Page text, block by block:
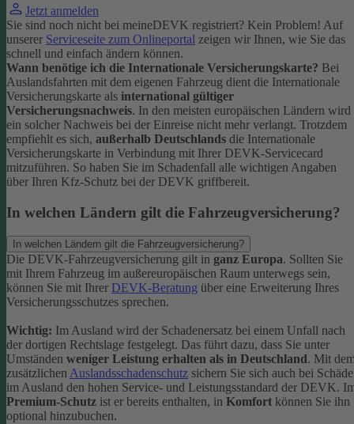
Jetzt anmelden
Sie sind noch nicht bei meineDEVK registriert? Kein Problem! Auf
unserer Serviceseite zum Onlineportal zeigen wir Ihnen, wie Sie das
schnell und einfach ändern können.
Wann benötige ich die Internationale Versicherungskarte? Bei
Auslandsfahrten mit dem eigenen Fahrzeug dient die Internationale
Versicherungskarte als international gültiger
Versicherungsnachweis. In den meisten europäischen Ländern wird
ein solcher Nachweis bei der Einreise nicht mehr verlangt. Trotzdem
empfiehlt es sich, außerhalb Deutschlands die Internationale
Versicherungskarte in Verbindung mit Ihrer DEVK-Servicecard
mitzuführen. So haben Sie im Schadenfall alle wichtigen Angaben
über Ihren Kfz-Schutz bei der DEVK griffbereit.
In welchen Ländern gilt die Fahrzeugversicherung?
In welchen Ländern gilt die Fahrzeugversicherung?
Die DEVK-Fahrzeugversicherung gilt in ganz Europa. Sollten Sie
mit Ihrem Fahrzeug im außereuropäischen Raum unterwegs sein,
können Sie mit Ihrer DEVK-Beratung über eine Erweiterung Ihres
Versicherungsschutzes sprechen.
Wichtig: Im Ausland wird der Schadenersatz bei einem Unfall nach
der dortigen Rechtslage festgelegt. Das führt dazu, dass Sie unter
Umständen weniger Leistung erhalten als in Deutschland. Mit
zusätzlichenAuslandsschadenschutz sichern Sie sich auch bei
im Ausland den hohen Service- und Leistungsstandard der DEVK.
Premium-Schutz ist er bereits enthalten, in Komfort können Sie ihn
optional hinzubuchen.